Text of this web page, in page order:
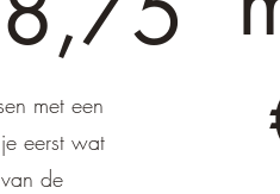
met een
eerst wat
de